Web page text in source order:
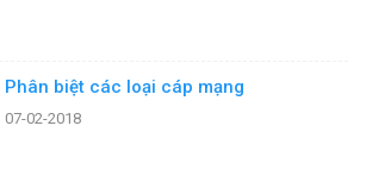
Phân biệt các loại cáp mạng
07-02-2018